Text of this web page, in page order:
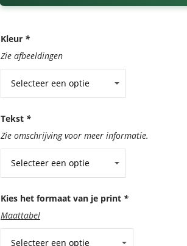
Kleur *
Zie afbeeldingen
Tekst *
Zie omschrijving voor meer informatie.
Kies het formaat van je print *
Maattabel